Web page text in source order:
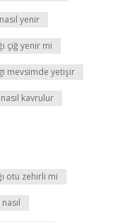
yenir
çiğ yenir mi
mevsimde yetişir
kavrulur
otu zehirli mi